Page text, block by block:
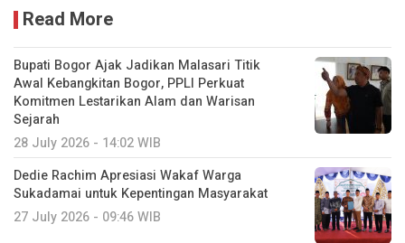
Read More
Bupati Bogor Ajak Jadikan Malasari Titik
Awal Kebangkitan Bogor, PPLI Perkuat
Komitmen Lestarikan Alam dan Warisan
Sejarah
28 July 2026 - 14:02 WIB
Dedie Rachim Apresiasi Wakaf Warga
Sukadamai untuk Kepentingan Masyarakat
27 July 2026 - 09:46 WIB